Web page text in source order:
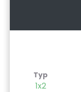
Typ
1x2